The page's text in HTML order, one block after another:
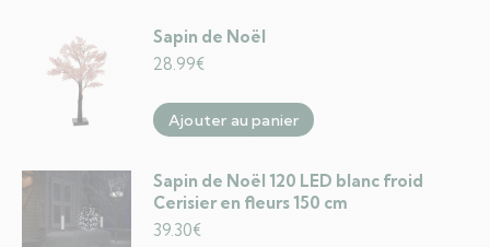
Sapin de Noël
28.99€
Ajouter au panier
Sapin de Noël 120 LED blanc froid
Cerisier en fleurs 150 cm
39.30€